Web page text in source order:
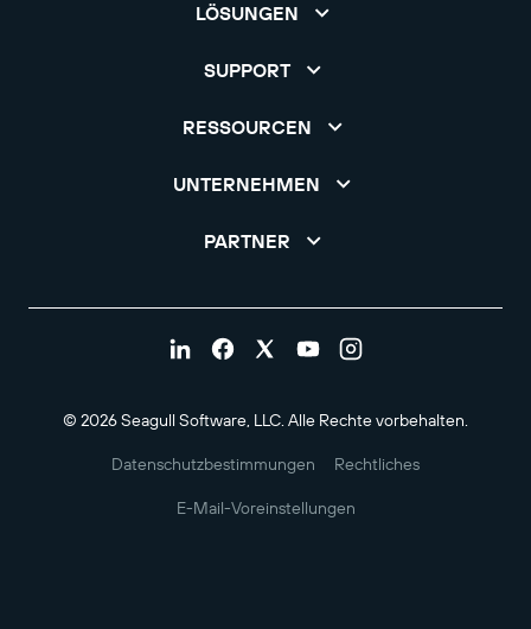
LÖSUNGEN
SUPPORT
RESSOURCEN
UNTERNEHMEN
PARTNER
© 2026 Seagull Software, LLC. Alle Rechte vorbehalten.
Datenschutzbestimmungen Rechtliches
E-Mail-Voreinstellungen